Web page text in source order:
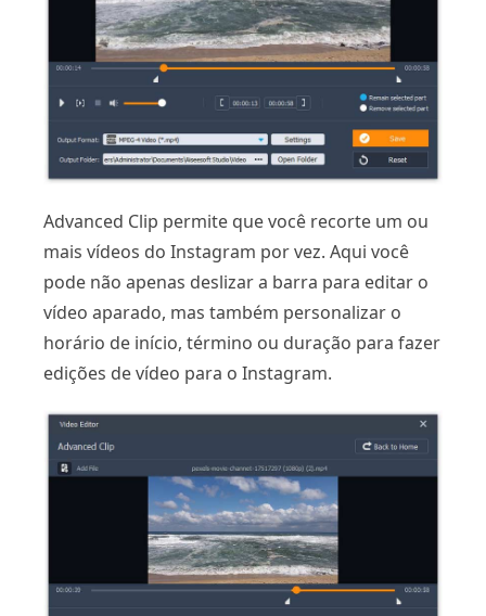
Advanced Clip permite que você recorte um ou
mais vídeos do Instagram por vez. Aqui você
pode não apenas deslizar a barra para editar o
vídeo aparado, mas também personalizar o
horário de início, término ou duração para fazer
edições de vídeo para o Instagram.